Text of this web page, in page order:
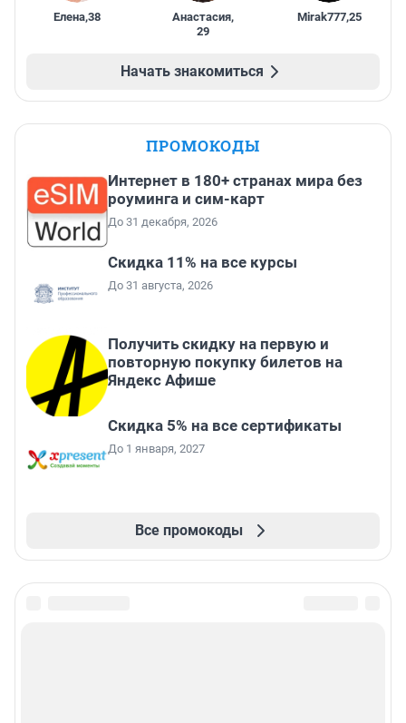
Елена,38 Анастасия,
29
Mirak777,25
Начать знакомиться
ПРОМОКОДЫ
Интернет в 180+ странах мира без
роуминга и сим-карт
До 31 декабря, 2026
Скидка 11% на все курсы
До 31 августа, 2026
Получить скидку на первую и
повторную покупку билетов на
Яндекс Афише
Скидка 5% на все сертификаты
До 1 января, 2027
Все промокоды